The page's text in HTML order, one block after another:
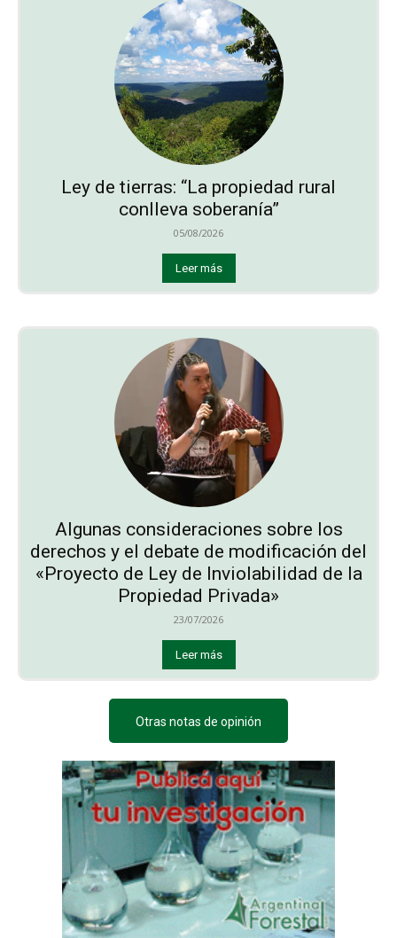
Ley de tierras: “La propiedad rural
conlleva soberanía”
05/08/2026
Leer más
Algunas consideraciones sobre los
derechos y el debate de modificación del
«Proyecto de Ley de Inviolabilidad de la
Propiedad Privada»
23/07/2026
Leer más
Otras notas de opinión